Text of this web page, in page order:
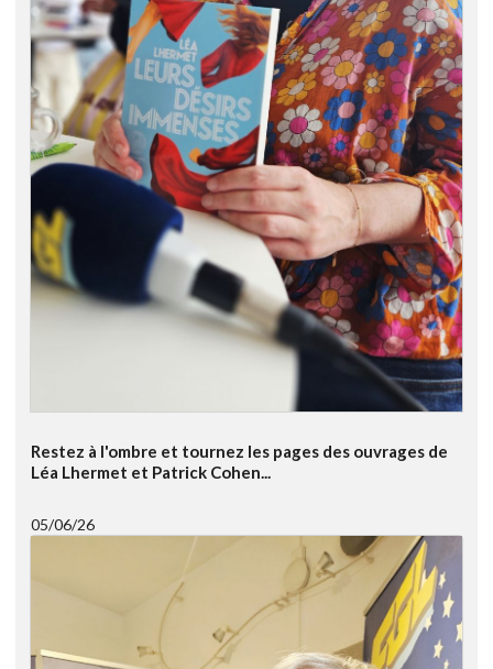
Restez à l'ombre et tournez les pages des ouvrages de
Léa Lhermet et Patrick Cohen...
05/06/26